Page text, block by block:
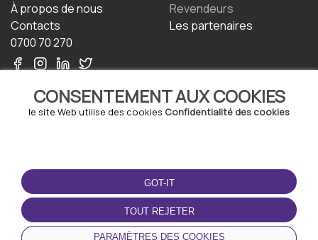
CONSENTEMENT AUX COOKIES
le site Web utilise des cookies Confidentialité des cookies
GOT-IT
TOUT REJETER
PARAMÈTRES DES COOKIES
À propos de nous
Contacts
0700 70 270
Revendeurs
Les partenaires
TERMS-OF-USE
Termes et conditions
Politique de confidentialité
Politique relative aux
cookies
TÉLÉCHARGEZ
L'APPLICATION